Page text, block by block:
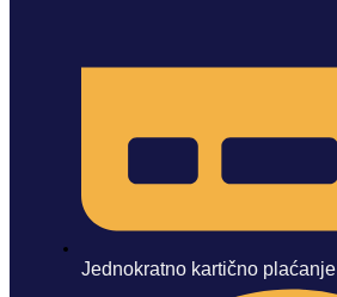
Jednokratno kartično plaćanje